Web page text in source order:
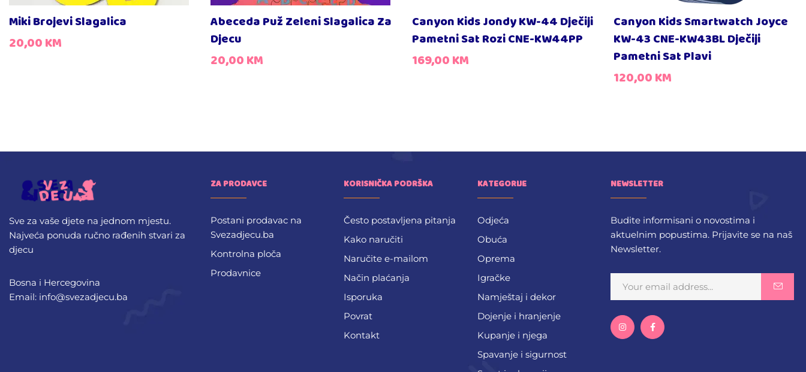
Miki Brojevi Slagalica
20,00KM
Abeceda Puž Zeleni Slagalica Za
Djecu
20,00KM
Canyon Kids Jondy KW-44 Dječiji
Pametni Sat Rozi CNE-KW44PP
169,00KM
Canyon Kids Smartwatch Joyce
KW-43 CNE-KW43BL Dječiji
Pametni Sat Plavi
120,00KM
Sve za vaše djete na jednom mjestu.
Najveća ponuda ručno rađenih stvari za
djecu
Bosna i Hercegovina
Email: info@svezadjecu.ba
ZA PRODAVCE
Postani prodavac na
Svezadjecu.ba
Kontrolna ploča
Prodavnice
KORISNIČKA PODRŠKA
Često postavljena pitanja
Kako naručiti
Naručite e-mailom
Način plaćanja
Isporuka
Povrat
Kontakt
KATEGORIJE
Odjeća
Obuća
Oprema
Igračke
Namještaj i dekor
Dojenje i hranjenje
Kupanje i njega
Spavanje i sigurnost
NEWSLETTER
Budite informisani o novostima i
aktuelnim popustima. Prijavite se na naš
Newsletter.